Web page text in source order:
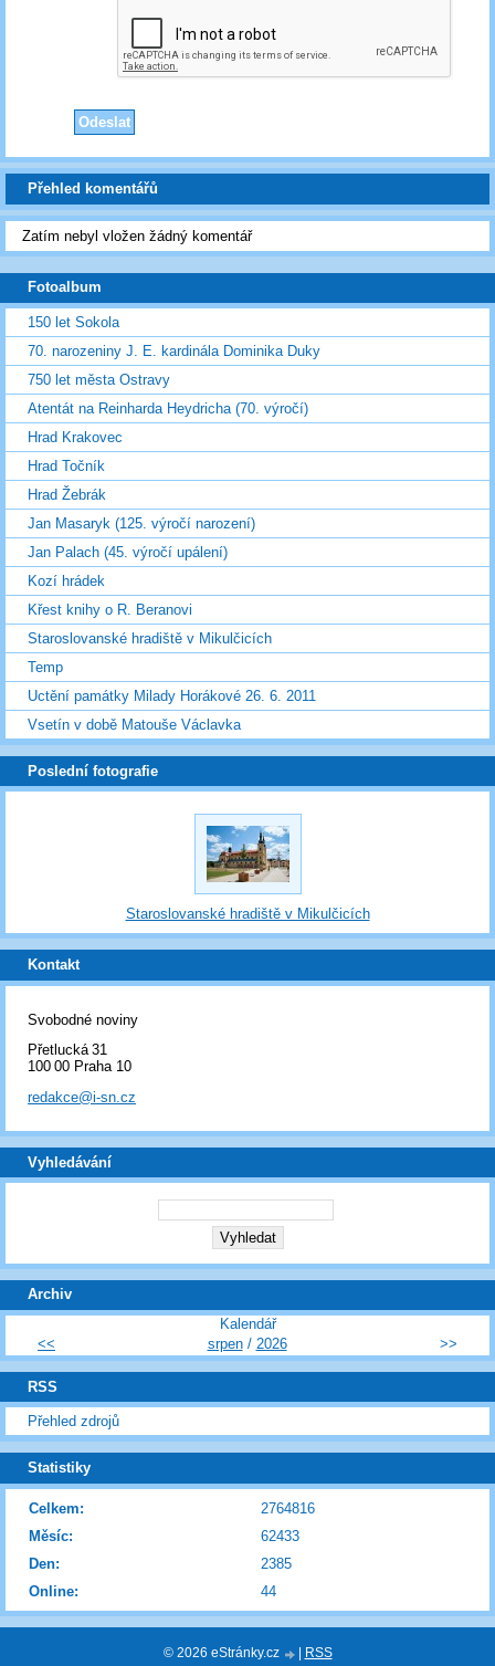
Přehled komentářů
Zatím nebyl vložen žádný komentář
Fotoalbum
150 let Sokola
70. narozeniny J. E. kardinála Dominika Duky
750 let města Ostravy
Atentát na Reinharda Heydricha (70. výročí)
Hrad Krakovec
Hrad Točník
Hrad Žebrák
Jan Masaryk (125. výročí narození)
Jan Palach (45. výročí upálení)
Kozí hrádek
Křest knihy o R. Beranovi
Staroslovanské hradiště v Mikulčicích
Temp
Uctění památky Milady Horákové 26. 6. 2011
Vsetín v době Matouše Václavka
Poslední fotografie
Staroslovanské hradiště v Mikulčicích
Kontakt
Svobodné noviny
Přetlucká 31
100 00 Praha 10
redakce@i-sn.cz
Vyhledávání
Archiv
Kalendář
<<
srpen/ 2026 >>
RSS
Přehled zdrojů
Statistiky
Online: 44
Celkem:
2764816
Měsíc:
62433
Den:
2385
© 2026 eStránky.cz RSS